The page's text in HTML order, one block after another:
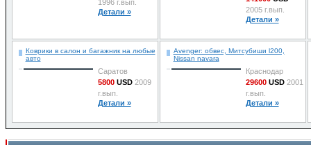
1996 г.вып.
Детали »
2005 г.вып.
Детали »
Коврики в салон и багажник на любые
авто
Саратов
5800USD2009
г.вып.
Детали »
Avenger: обвес, Митсубиши l200,
Nissan navara
Краснодар
29600USD2001
г.вып.
Детали »